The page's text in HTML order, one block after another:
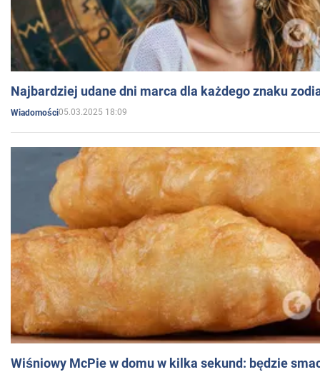
Najbardziej udane dni marca dla każdego znaku
Wiadomości05.03.2025 18:09
Wiśniowy McPie w domu w kilka sekund: będzie